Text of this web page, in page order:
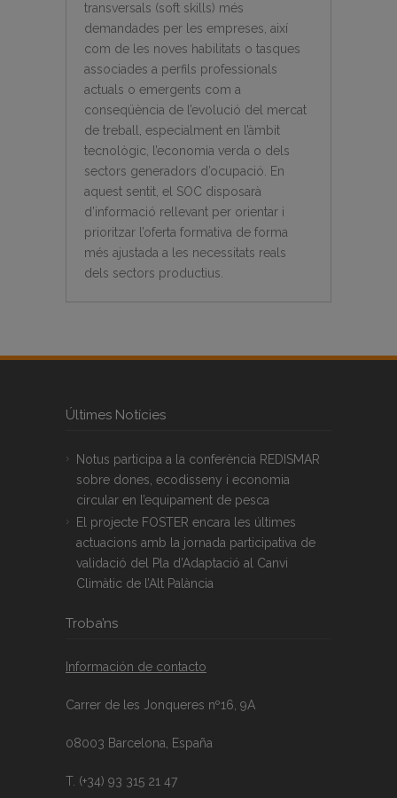
transversals (soft skills) més
demandades per les empreses, així
com de les noves habilitats o tasques
associades a perfils professionals
actuals o emergents com a
conseqüència de l’evolució del mercat
de treball, especialment en l’àmbit
tecnològic, l’economia verda o dels
sectors generadors d’ocupació. En
aquest sentit, el SOC disposarà
d’informació rellevant per orientar i
prioritzar l’oferta formativa de forma
més ajustada a les necessitats reals
dels sectors productius.
Últimes Notícies
Notus participa a la conferència REDISMAR
sobre dones, ecodisseny i economia
circular en l’equipament de pesca
El projecte FOSTER encara les últimes
actuacions amb la jornada participativa de
validació del Pla d’Adaptació al Canvi
Climàtic de l’Alt Palància
Troba’ns
Información de contacto
Carrer de les Jonqueres nº16, 9A
08003 Barcelona, España
T. (+34) 93 315 21 47